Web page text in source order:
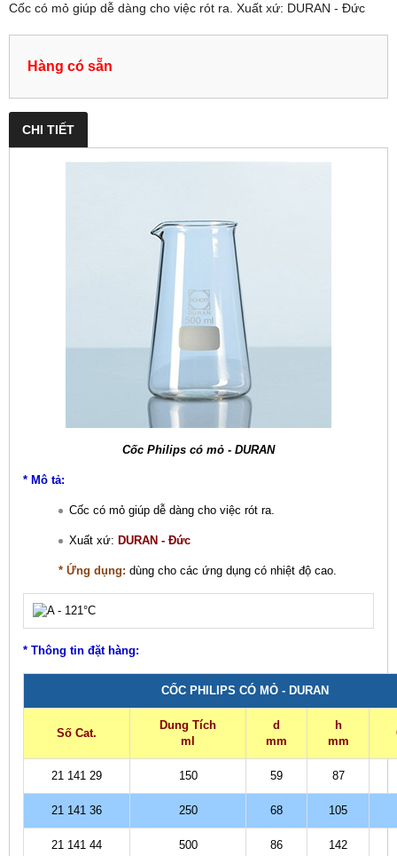
Cốc có mỏ giúp dễ dàng cho việc rót ra. Xuất xứ: DURAN - Đức
Hàng có sẵn
CHI TIẾT
Cốc Philips có mỏ - DURAN
* Mô tả:
Cốc có mỏ giúp dễ dàng cho việc rót ra.
Xuất xứ: DURAN - Đức
* Ứng dụng: dùng cho các ứng dụng có nhiệt độ cao.
* Thông tin đặt hàng:
CỐC PHILIPS CÓ MỎ - DURAN
Số Cat.
Dung Tích
ml
d
mm
h
mm
21 141 29 150 59 87
21 141 36 250 68 105
21 141 44 500 86 142